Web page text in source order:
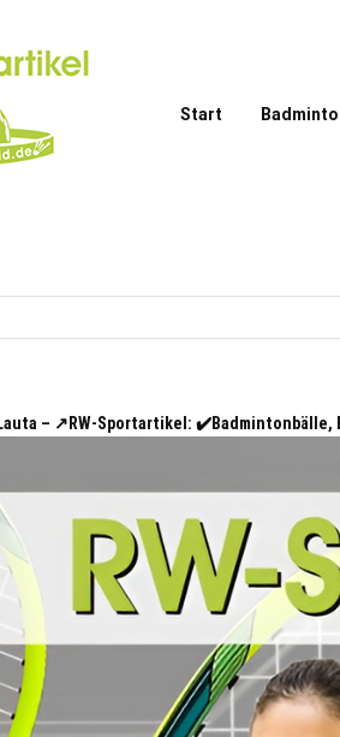
Start
– ↗️RW-Sportartikel: